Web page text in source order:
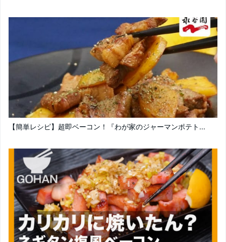
【簡単レシピ】超即ベーコン！『わが家のジャーマンポテト...